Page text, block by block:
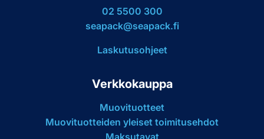
02 5500 300
seapack@seapack.fi
Laskutusohjeet
Verkkokauppa
Muovituotteet
Muovituotteiden yleiset toimitusehdot